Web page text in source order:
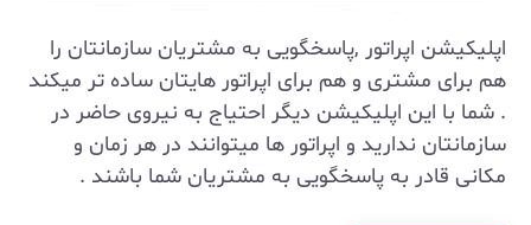
اپلیکیشن اپراتور ,پاسخگویی به مشتریان سازمانتان را
هم برای مشتری و هم برای اپراتور هایتان ساده تر میکند
. شما با این اپلیکیشن دیگر احتیاج به نیروی حاضر در
سازمانتان ندارید و اپراتور ها میتوانند در هر زمان و
مکانی قادر به پاسخگویی به مشتریان شما باشند .